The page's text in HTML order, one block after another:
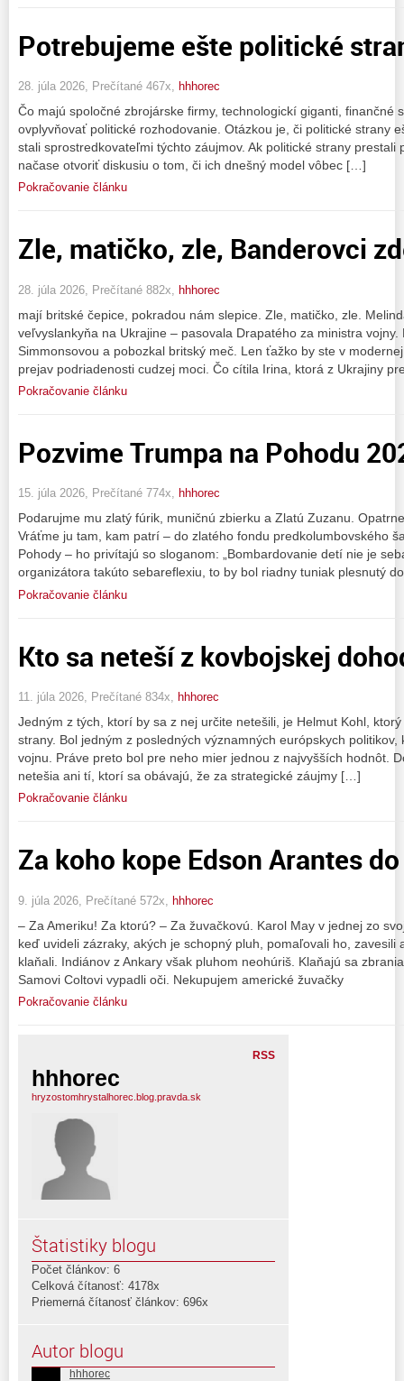
Potrebujeme ešte politické
28. júla 2026, Prečítané 467x, hhhorec
Čo majú spoločné zbrojárske firmy, technologickí giganti, finančné
ovplyvňovať politické rozhodovanie. Otázkou je, či politické strany
stali sprostredkovateľmi týchto záujmov. Ak politické strany prestali
načase otvoriť diskusiu o tom, či ich dnešný model vôbec […]
Pokračovanie článku
Zle, matičko, zle, Banderovci
28. júla 2026, Prečítané 882x, hhhorec
mají britské čepice, pokradou nám slepice. Zle, matičko, zle.
veľvyslankyňa na Ukrajine – pasovala Drapatého za ministra
Simmonsovou a pobozkal britský meč. Len ťažko by ste v
prejav podriadenosti cudzej moci. Čo cítila Irina, ktorá z Ukrajiny
Pokračovanie článku
Pozvime Trumpa na Pohodu
15. júla 2026, Prečítané 774x, hhhorec
Podarujme mu zlatý fúrik, muničnú zbierku a Zlatú Zuzanu.
Vráťme ju tam, kam patrí – do zlatého fondu predkolumbovského
Pohody – ho privítajú so sloganom: „Bombardovanie detí nie je
organizátora takúto sebareflexiu, to by bol riadny tuniak plesnutý
Pokračovanie článku
Kto sa neteší z kovbojskej
11. júla 2026, Prečítané 834x, hhhorec
Jedným z tých, ktorí by sa z nej určite netešili, je Helmut Kohl,
strany. Bol jedným z posledných významných európskych
vojnu. Práve preto bol pre neho mier jednou z najvyšších hodnôt.
netešia ani tí, ktorí sa obávajú, že za strategické záujmy […]
Pokračovanie článku
Za koho kope Edson Arantes
9. júla 2026, Prečítané 572x, hhhorec
– Za Ameriku! Za ktorú? – Za žuvačkovú. Karol May v jednej zo
keď uvideli zázraky, akých je schopný pluh, pomaľovali ho, zavesili
klaňali. Indiánov z Ankary však pluhom neohúriš. Klaňajú sa
Samovi Coltovi vypadli oči. Nekupujem americké žuvačky
Pokračovanie článku
RSS
hhhorec
hryzostomhrystalhorec.blog.pravda.sk
Štatistiky blogu
Počet článkov: 6
Celková čítanosť: 4178x
Priemerná čítanosť článkov: 696x
Autor blogu
hhhorec